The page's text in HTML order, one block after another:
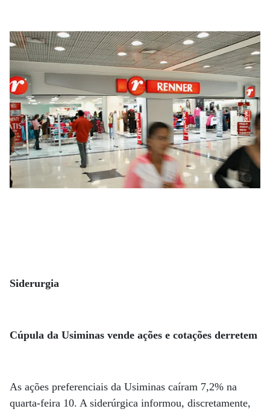
Siderurgia
Cúpula da Usiminas vende ações e cotações derretem
As ações preferenciais da Usiminas caíram 7,2% na
quarta-feira 10. A siderúrgica informou, discretamente,